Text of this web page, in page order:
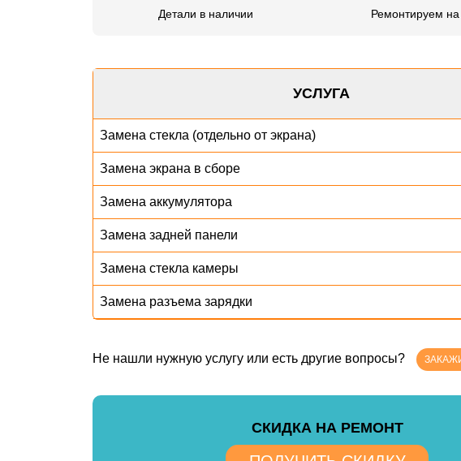
Детали в наличии Ремонтируем
УСЛУГА
Замена стекла (отдельно от экрана)
Замена экрана в сборе
Замена аккумулятора
Замена задней панели
Замена стекла камеры
Замена разъема зарядки
Не нашли нужную услугу или есть другие вопросы?
CКИДКА НА РЕМОНТ